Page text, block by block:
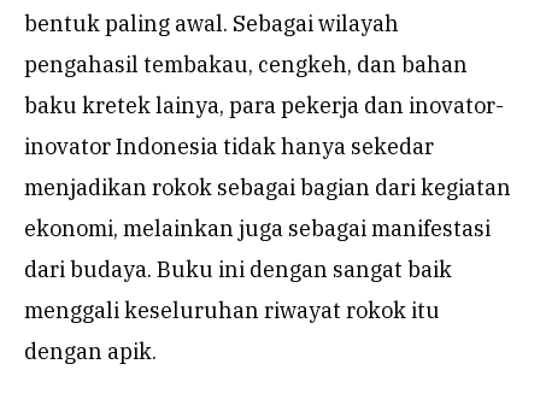
bentuk paling awal. Sebagai wilayah
pengahasil tembakau, cengkeh, dan bahan
baku kretek lainya, para pekerja dan inovator-
inovator Indonesia tidak hanya sekedar
menjadikan rokok sebagai bagian dari kegiatan
ekonomi, melainkan juga sebagai manifestasi
dari budaya. Buku ini dengan sangat baik
menggali keseluruhan riwayat rokok itu
dengan apik.